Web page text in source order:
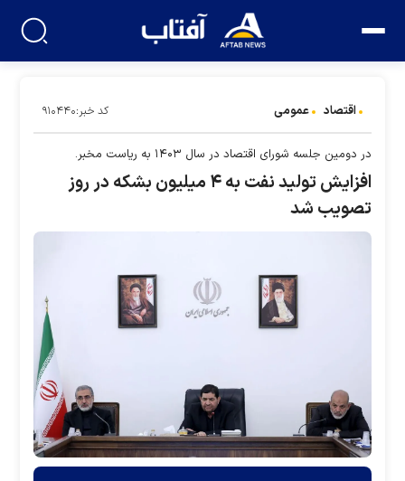
اقتصاد عمومی کد خبر:۹۱۰۴۴۰
در دومین جلسه شورای اقتصاد در سال ۱۴۰۳ به ریاست مخبر.
افزایش تولید نفت به ۴ میلیون بشکه در روز
تصویب شد